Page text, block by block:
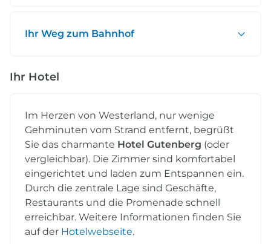
Ihr Weg zum Bahnhof
Ihr Hotel
Im Herzen von Westerland, nur wenige
Gehminuten vom Strand entfernt, begrüßt
Sie das charmante Hotel Gutenberg (oder
vergleichbar). Die Zimmer sind komfortabel
eingerichtet und laden zum Entspannen ein.
Durch die zentrale Lage sind Geschäfte,
Restaurants und die Promenade schnell
erreichbar. Weitere Informationen finden Sie
auf der Hotelwebseite.